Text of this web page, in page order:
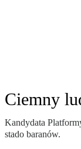
Ciemny
Kandydata
stado baranów.